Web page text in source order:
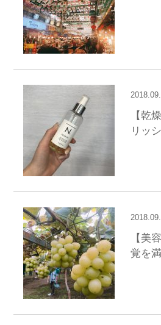
【乾
リッ
【美
覚を